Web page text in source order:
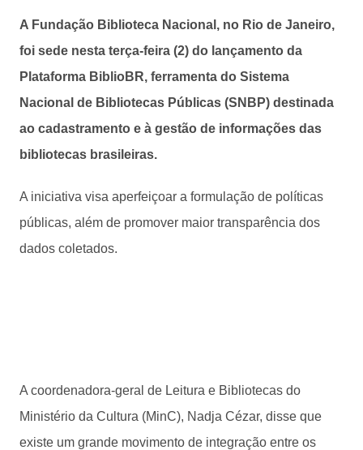
A Fundação Biblioteca Nacional, no Rio de Janeiro,
foi sede nesta terça-feira (2) do lançamento da
Plataforma BiblioBR, ferramenta do Sistema
Nacional de Bibliotecas Públicas (SNBP) destinada
ao cadastramento e à gestão de informações das
bibliotecas brasileiras.
A iniciativa visa aperfeiçoar a formulação de políticas
públicas, além de promover maior transparência dos
dados coletados.
A coordenadora-geral de Leitura e Bibliotecas do
Ministério da Cultura (MinC), Nadja Cézar, disse que
existe um grande movimento de integração entre os